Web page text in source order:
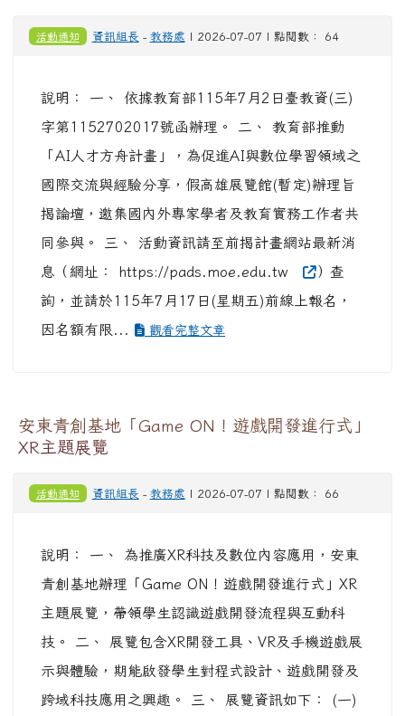
活動通知 資訊組長 - 教務處 | 2026-07-07 | 點閱數： 64
說明： 一、 依據教育部115年7月2日臺教資(三)
字第1152702017號函辦理。 二、 教育部推動
「AI人才方舟計畫」，為促進AI與數位學習領域之
國際交流與經驗分享，假高雄展覽館(暫定)辦理旨
揭論壇，邀集國內外專家學者及教育實務工作者共
同參與。 三、 活動資訊請至前揭計畫網站最新消
息（網址： https://pads.moe.edu.tw
）查
詢，並請於115年7月17日(星期五)前線上報名，
因名額有限...
觀看完整文章
安東青創基地「Game ON！遊戲開發進行式」
XR主題展覽
活動通知 資訊組長 - 教務處 | 2026-07-07 | 點閱數： 66
說明： 一、 為推廣XR科技及數位內容應用，安東
青創基地辦理「Game ON！遊戲開發進行式」XR
主題展覽，帶領學生認識遊戲開發流程與互動科
技。 二、 展覽包含XR開發工具、VR及手機遊戲展
示與體驗，期能啟發學生對程式設計、遊戲開發及
跨域科技應用之興趣。 三、 展覽資訊如下： (一)